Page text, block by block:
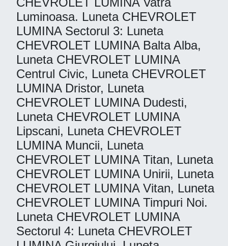
Luminoasa. Luneta CHEVROLET
LUMINA Sectorul 3: Luneta
CHEVROLET LUMINA Balta Alba,
Luneta CHEVROLET LUMINA
Centrul Civic, Luneta CHEVROLET
LUMINA Dristor, Luneta
CHEVROLET LUMINA Dudesti,
Luneta CHEVROLET LUMINA
Lipscani, Luneta CHEVROLET
LUMINA Muncii, Luneta
CHEVROLET LUMINA Titan, Luneta
CHEVROLET LUMINA Unirii, Luneta
CHEVROLET LUMINA Vitan, Luneta
CHEVROLET LUMINA Timpuri Noi.
Luneta CHEVROLET LUMINA
Sectorul 4: Luneta CHEVROLET